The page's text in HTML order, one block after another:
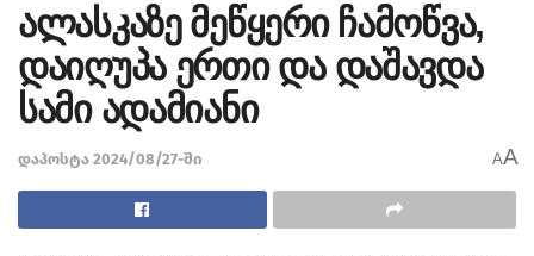
ალასკაზე მეწყერი ჩამოწვა,
დაიღუპა ერთი და დაშავდა
სამი ადამიანი
დაპოსტა 2024/08/27-ში AA